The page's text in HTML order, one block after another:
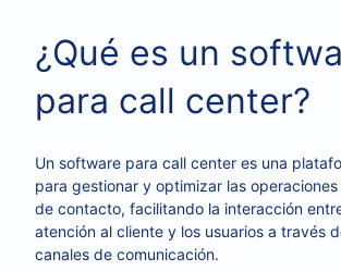
¿Qué es un
para call center?
Un software para call center es una
para gestionar y optimizar las
de contacto, facilitando la interacción
atención al cliente y los usuarios a través
canales de comunicación.